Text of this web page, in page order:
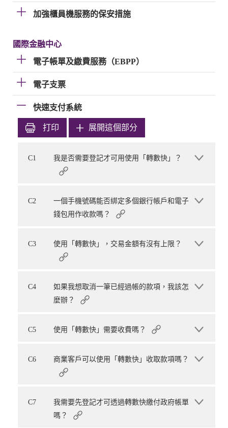
加強櫃員機服務的保安措施
國際金融中心
電子帳單及繳費服務（EBPP）
電子支票
快速支付系統
打印 展開這個部分
C1 我是否需要登記才可用使用「轉數快」？
C2
一個手機號碼能否綁定多個銀行帳戶和電子
錢包用作收款嗎？
C3 使用「轉數快」，交易金額有沒有上限？
C4
如果我想取消一筆已經過帳的款項，我該怎
麼辦？
C5 使用「轉數快」需要收費嗎？
C6 商業客戶可以使用「轉數快」收取款項嗎？
C7
我需要先登記才可透過轉數快繳付政府帳單
嗎？